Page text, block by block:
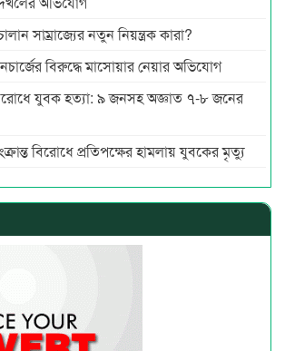
সাম্রাজ্যের নতুন নিয়ন্ত্রক কারা?
বিরুদ্ধে মাসোয়ার নেয়ার অভিযোগ
যুবক হত্যা: ৯ জনসহ অজ্ঞাত ৭-৮ জনের
বিরোধে প্রতিপক্ষের হামলায় যুবকের মৃত্যু